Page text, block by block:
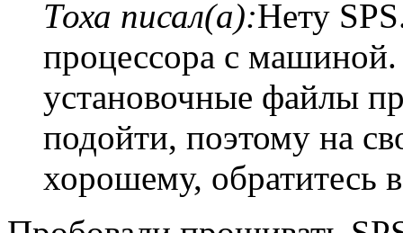
Тоха писал(а):Нету
процессора с
установочные файлы
подойти, поэтому на
хорошему, обратитесь